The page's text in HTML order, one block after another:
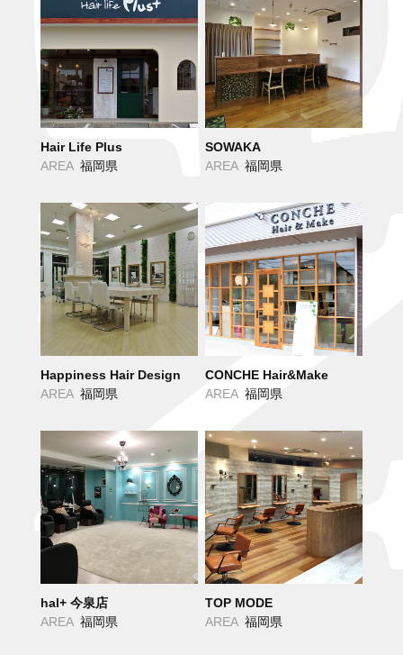
Hair Life Plus
AREA 福岡県
SOWAKA
AREA 福岡県
Happiness Hair Design
AREA 福岡県
CONCHE Hair&Make
AREA 福岡県
hal+ 今泉店
AREA 福岡県
TOP MODE
AREA 福岡県